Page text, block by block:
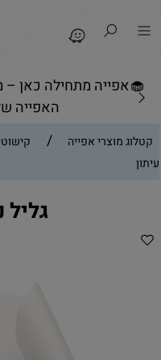
🧁אפייה מתחילה כאן
האפייה
קטלוג מוצרי אפייה /
עיתון
גליל